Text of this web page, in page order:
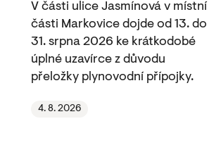
V části ulice Jasmínová v místní
části Markovice dojde od 13. do
31. srpna 2026 ke krátkodobé
úplné uzavírce z důvodu
přeložky plynovodní přípojky.
4. 8. 2026